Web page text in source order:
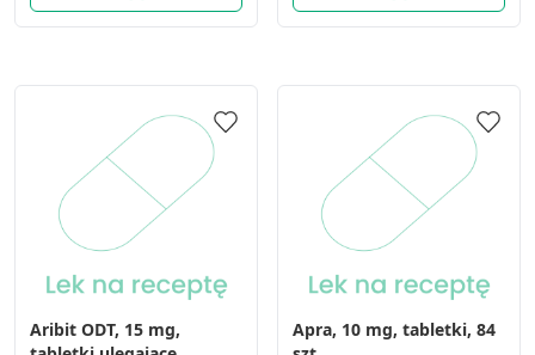
Aribit ODT, 15 mg,
Apra, 10 mg, tabletki, 84